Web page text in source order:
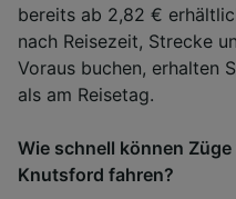
bereits ab 2,82 €
nach Reisezeit, Strecke
Voraus buchen, erhalten
als am Reisetag.
Wie schnell können
Knutsford fahren?